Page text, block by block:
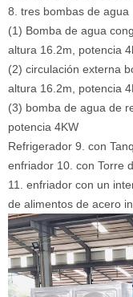
8. tres bombas de agua
(1) Bomba de agua
altura 16.2m, potencia
(2) circulación externa
altura 16.2m, potencia
(3) bomba de agua de
potencia 4KW
Refrigerador 9. con
enfriador 10. con Torre
11. enfriador con un
de alimentos de acero